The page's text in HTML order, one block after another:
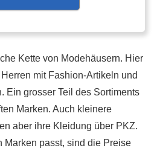
Kette von Modehäusern. Hier
mit Fashion-Artikeln und
Ein grosser Teil des Sortiments
Marken. Auch kleinere
aber ihre Kleidung über PKZ.
Marken passt, sind die Preise